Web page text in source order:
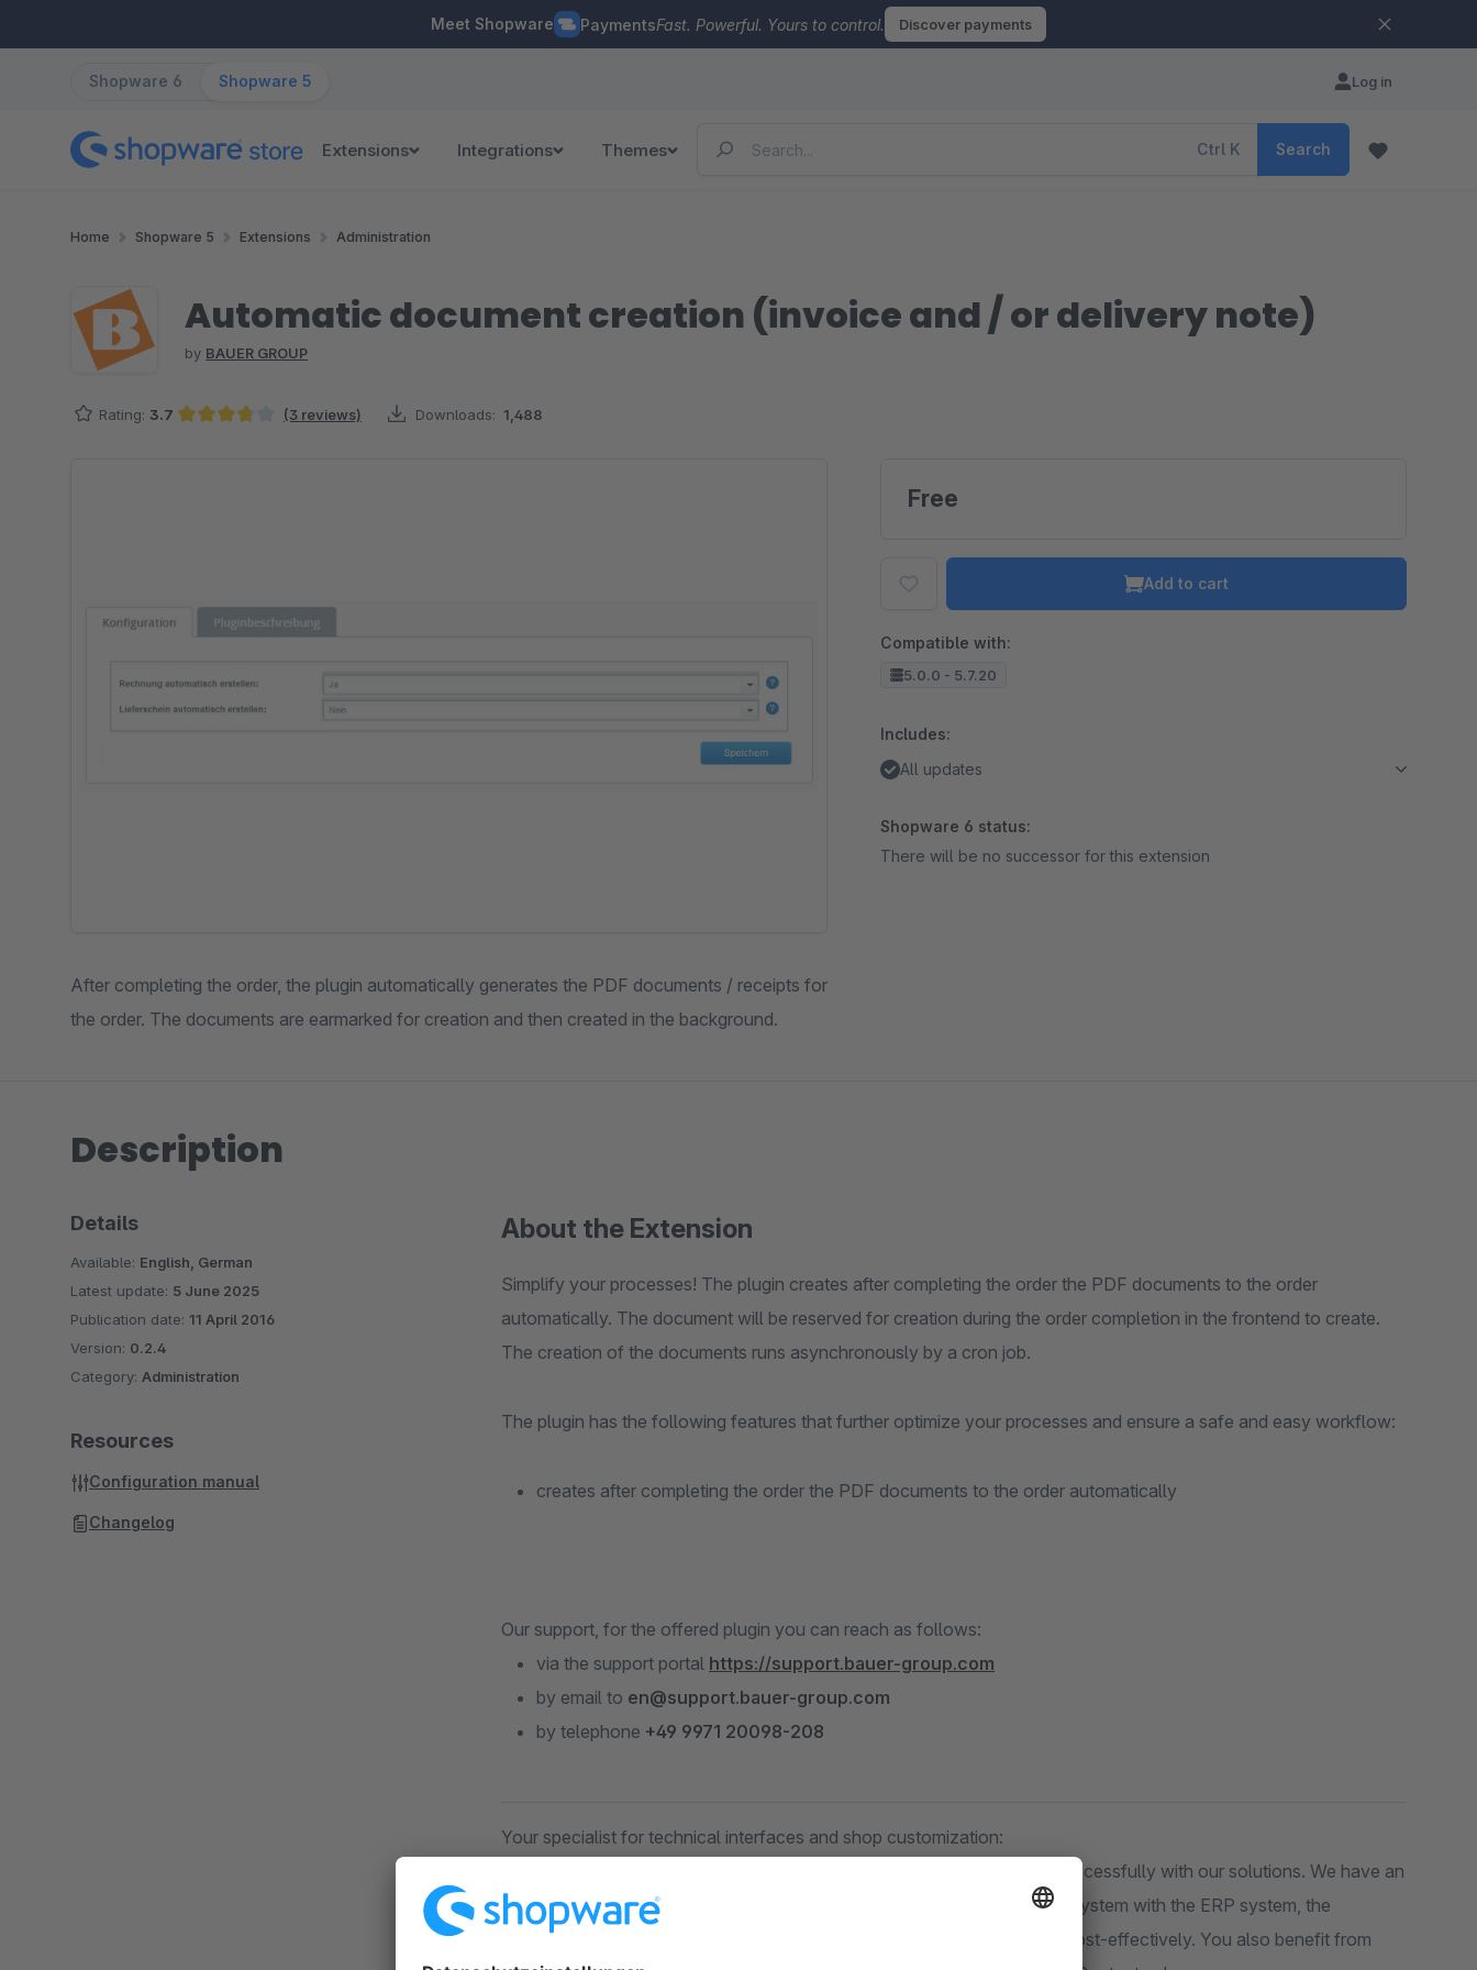
Meet Shopware PaymentsFast. Powerful. Yours to control. Discover payments
Shopware 6 Shopware 5 Log in
Extensions Integrations Themes Ctrl K Search
Home Shopware 5 Extensions Administration
Automatic document creation (invoice and / or delivery note)
by BAUER GROUP
Rating: 3.7 (3 reviews) Downloads: 1,488
After completing the order, the plugin automatically generates the PDF documents / receipts for
the order. The documents are earmarked for creation and then created in the background.
Free
Add to cart
Compatible with:
5.0.0 - 5.7.20
Includes:
All updates
Shopware 6 status:
There will be no successor for this extension
Description
About the Extension
Simplify your processes! The plugin creates after completing the order the PDF documents to the order
automatically. The document will be reserved for creation during the order completion in the frontend to create.
The creation of the documents runs asynchronously by a cron job.
The plugin has the following features that further optimize your processes and ensure a safe and easy workflow:
creates after completing the order the PDF documents to the order automatically
Our support, for the offered plugin you can reach as follows:
via the support portal https://support.bauer-group.com
by email to en@support.bauer-group.com
by telephone +49 9971 20098-208
Your specialist for technical interfaces and shop customization:
For more than 10 years, we have been supporting our customers very successfully with our solutions. We have an
extensive portfolio of interfaces at our disposal. The linking of the shop system with the ERP system, the
accounting software and the logistics partner we realize efficiently and cost-effectively. You also benefit from
Details
Available: English, German
Latest update: 5 June 2025
Publication date: 11 April 2016
Version: 0.2.4
Category: Administration
Resources
Configuration manual
Changelog